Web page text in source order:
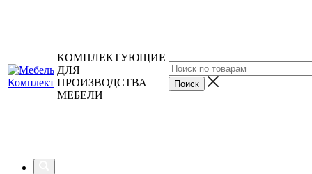
КОМПЛЕКТУЮЩИЕ
ДЛЯ
ПРОИЗВОДСТВА
МЕБЕЛИ